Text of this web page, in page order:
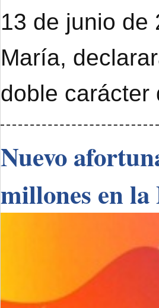
13 de junio de
María,
doble carácter
Nuevo
millones en la